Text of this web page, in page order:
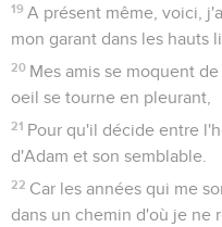
19 A présent même, voici,
mon garant dans les hauts
20 Mes amis se moquent
oeil se tourne en pleurant,
21 Pour qu'il décide entre
d'Adam et son semblable.
22 Car les années qui me
dans un chemin d'où je ne